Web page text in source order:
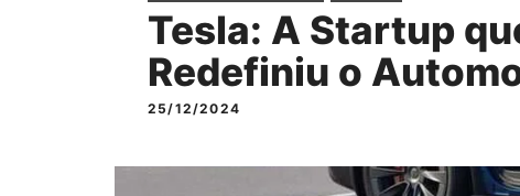
Tesla: A Startup
Redefiniu o
25/12/2024